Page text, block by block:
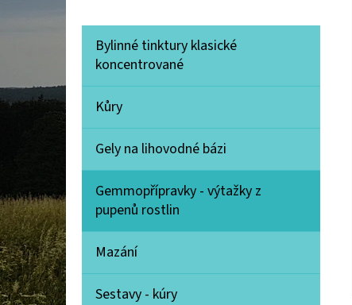
N
E
Přeskočit
kategorie
K
E
O
I
Bylinné tinktury klasické
koncentrované
Kůry
Gely na lihovodné bázi
Gemmopřípravky - výtažky z
pupenů rostlin
Mazání
Sestavy - kúry
ŠIŠÁK BAJKALSKÝ 200 KAPSLÍ VEGAN